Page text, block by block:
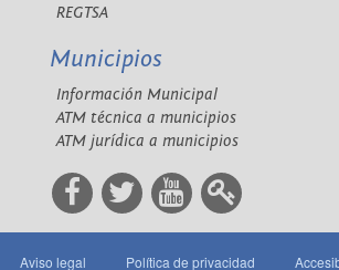
REGTSA
Municipios
Información Municipal
ATM técnica a municipios
ATM jurídica a municipios
Aviso legal Política de privacidad